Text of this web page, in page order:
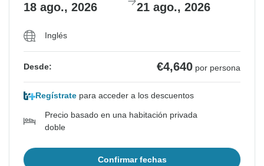
18 ago., 2026 21 ago., 2026
Inglés
Desde: €4,640 por persona
Regístrate para acceder a los descuentos
Precio basado en una habitación privada
doble
Confirmar fechas